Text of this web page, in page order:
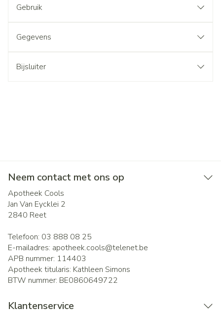
Gebruik
Gegevens
Bijsluiter
Neem contact met ons op
Apotheek Cools
Jan Van Eycklei 2
2840 Reet
Telefoon: 03 888 08 25
E-mailadres: apotheek.cools@telenet.be
APB nummer: 114403
Apotheek titularis: Kathleen Simons
BTW nummer: BE0860649722
Klantenservice